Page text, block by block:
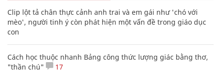
Clip lột tả chân thực cảnh anh trai và em gái như 'chó với
mèo', người tinh ý còn phát hiện một vấn đề trong giáo dục
con
Cách học thuộc nhanh Bảng công thức lượng giác bằng thơ,
"thần chú"
17